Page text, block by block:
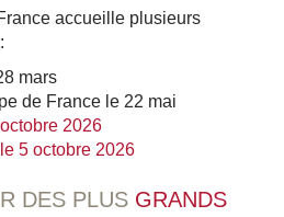
accueille plusieurs
mars
de France le 22 mai
2026
5 octobre 2026
DES PLUS GRANDS